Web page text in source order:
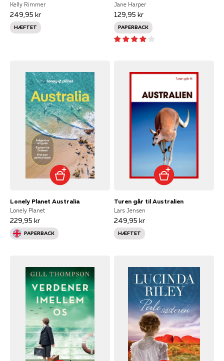
Kelly Rimmer
249,95 kr
HÆFTET
Jane Harper
129,95 kr
PAPERBACK
Lonely Planet Australia
Lonely Planet
229,95 kr
PAPERBACK
Turen går til Australien
Lars Jensen
249,95 kr
HÆFTET